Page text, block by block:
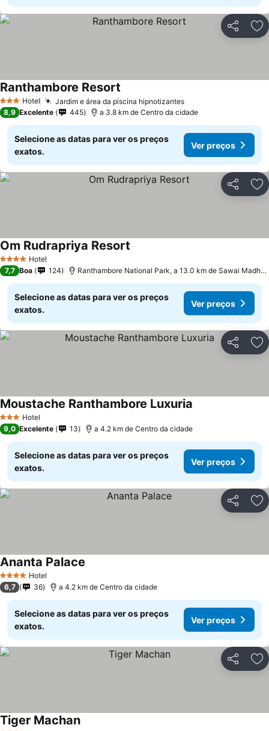
Partilhar
3 EstrelasHotel Jardim e área da piscina hipnotizantes
Ranthambore Resort
8,9 Excelente 445 a 3.8 km de Centro da cidade
Selecione as datas para ver os preços
exatos.
Ver preços
Partilhar
4 EstrelasHotel
Om Rudrapriya Resort
7,7 Boa 124 Ranthambore National Park, a 13.0 km de Sawai Madhopur
Selecione as datas para ver os preços
exatos.
Ver preços
Partilhar
3 EstrelasHotel
Moustache Ranthambore Luxuria
9,0 Excelente 13 a 4.2 km de Centro da cidade
Selecione as datas para ver os preços
exatos.
Ver preços
Partilhar
4 EstrelasHotel
Ananta Palace
6,7 36 a 4.2 km de Centro da cidade
Selecione as datas para ver os preços
exatos.
Ver preços
Partilhar
Tiger Machan